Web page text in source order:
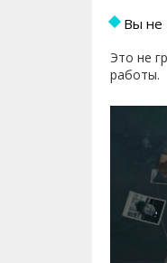
Вы не
Это не
работы.